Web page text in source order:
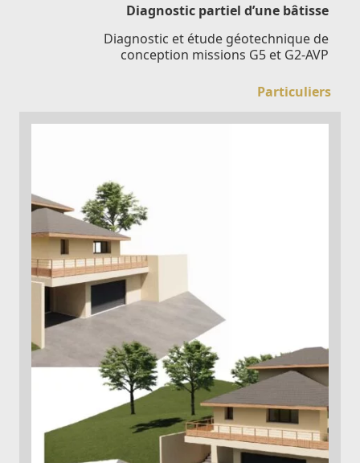
Diagnostic partiel d’une bâtisse
Diagnostic et étude géotechnique de
conception missions G5 et G2-AVP
Particuliers